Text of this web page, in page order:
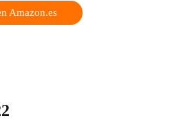
Amazon.es